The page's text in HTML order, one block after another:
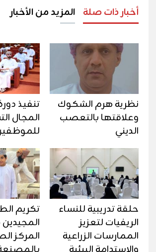
أخبار ذات صلة المزيد من الأخبار
نظرية هرم الشكوك
وعلاقتها بالتعصب
الديني
تنفيذ
المجال
حلقة تدريبية للنساء
الريفيات لتعزيز
الممارسات الزراعية
تكريم
المركز